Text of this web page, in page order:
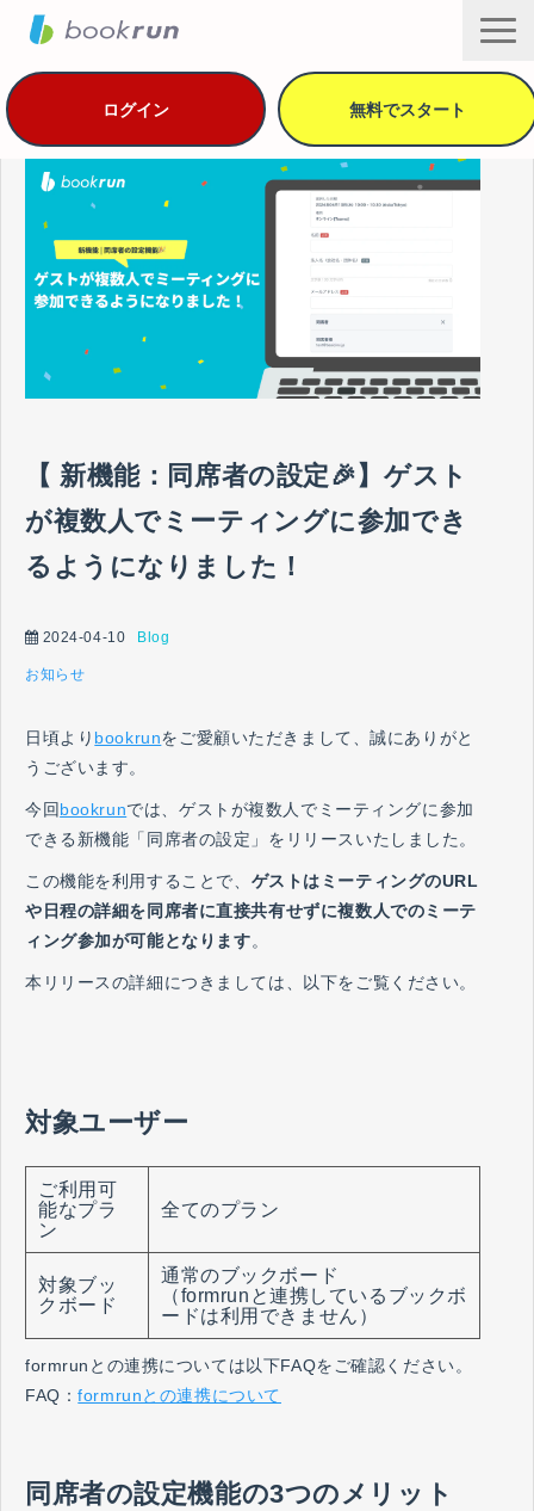
ログイン 無料でスタート
機能・セキュリティ
用途別の活用方法
導入事例
プラン・価格
資料ダウンロード
ヘルプ
【 新機能：同席者の設定🎉】ゲスト
が複数人でミーティングに参加でき
るようになりました！
2024-04-10 Blog
お知らせ
日頃より bookrunをご愛顧いただきまして、誠にありがと
うございます。
今回bookrunでは、ゲストが複数人でミーティングに参加
できる新機能「同席者の設定」をリリースいたしました。
この機能を利用することで、 ゲストはミーティングのURL
や日程の詳細を同席者に直接共有せずに複数人でのミーテ
ィング参加が可能となります。
本リリースの詳細につきましては、以下をご覧ください。
対象ユーザー
ご利用可
能なプラ
ン
全てのプラン
対象ブッ
クボード
通常のブックボード
（formrunと連携しているブックボ
ードは利用できません）
formrunとの連携については以下FAQをご確認ください。
FAQ：formrunとの連携について
同席者の設定機能の3つのメリット